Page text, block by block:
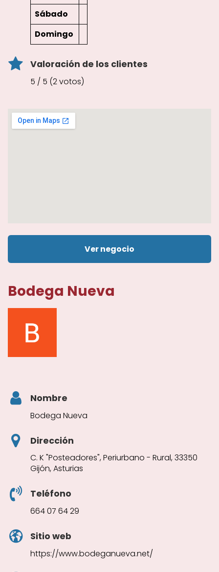
Sábado
Domingo
Valoración de los clientes
5 / 5 (2 votos)
Ver negocio
Bodega Nueva
Nombre
Bodega Nueva
Dirección
C. K "Posteadores", Periurbano - Rural, 33350
Gijón, Asturias
Teléfono
664 07 64 29
Sitio web
https://www.bodeganueva.net/